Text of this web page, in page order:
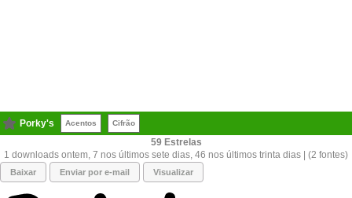
Porky's Acentos Cifrão
59
1 downloads ontem, 7 nos últimos sete dias, 46 nos últimos trinta dias | (2 fontes)
Baixar Enviar por e-mail Visualizar